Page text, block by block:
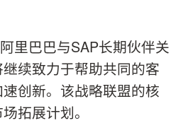
里巴巴与SAP长期伙伴关
续致力于帮助共同的客
创新。该战略联盟的核
拓展计划。